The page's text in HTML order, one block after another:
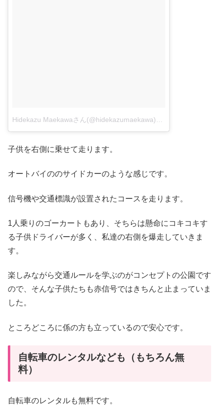
Hidekazu Maekawaさん(@hidekazumaekawa)がシェアした投稿
子供を右側に乗せて走ります。
オートバイののサイドカーのような感じです。
信号機や交通標識が設置されたコースを走ります。
1人乗りのゴーカートもあり、そちらは懸命にコキコキす
る子供ドライバーが多く、私達の右側を爆走していきま
す。
楽しみながら交通ルールを学ぶのがコンセプトの公園です
ので、そんな子供たちも赤信号ではきちんと止まっていま
した。
ところどころに係の方も立っているので安心です。
自転車のレンタルなども（もちろん無
料）
自転車のレンタルも無料です。